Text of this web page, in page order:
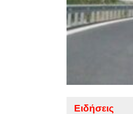
Ειδήσεις